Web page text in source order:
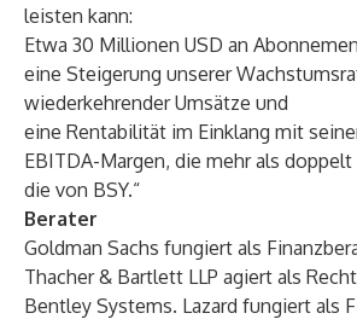
leisten kann:
Etwa 30 Millionen USD an
eine Steigerung unserer
wiederkehrender Umsätze und
eine Rentabilität im Einklang mit
EBITDA-Margen, die mehr als
die von BSY.“
Berater
Goldman Sachs fungiert als
Thacher & Bartlett LLP agiert als
Bentley Systems. Lazard fungiert als